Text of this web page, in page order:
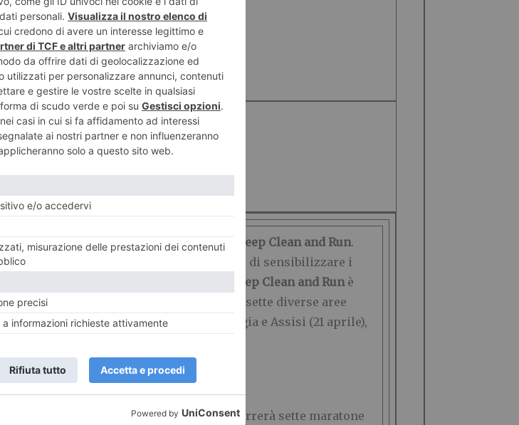
i rifiuti, festeggia la decima edizione di Keep Clean and Run.
Sicurezza Energetica, si pone l’obiettivo di sensibilizzare i
di piccoli rifiuti. La formula di Keep Clean and Run è
giorni consecutivi,
, in sette diverse aree
(19 aprile), Firenze (20 aprile), Perugia e Assisi (21 aprile),
40 comuni.
, alfiere del plogging in Italia, che correrà sette maratone